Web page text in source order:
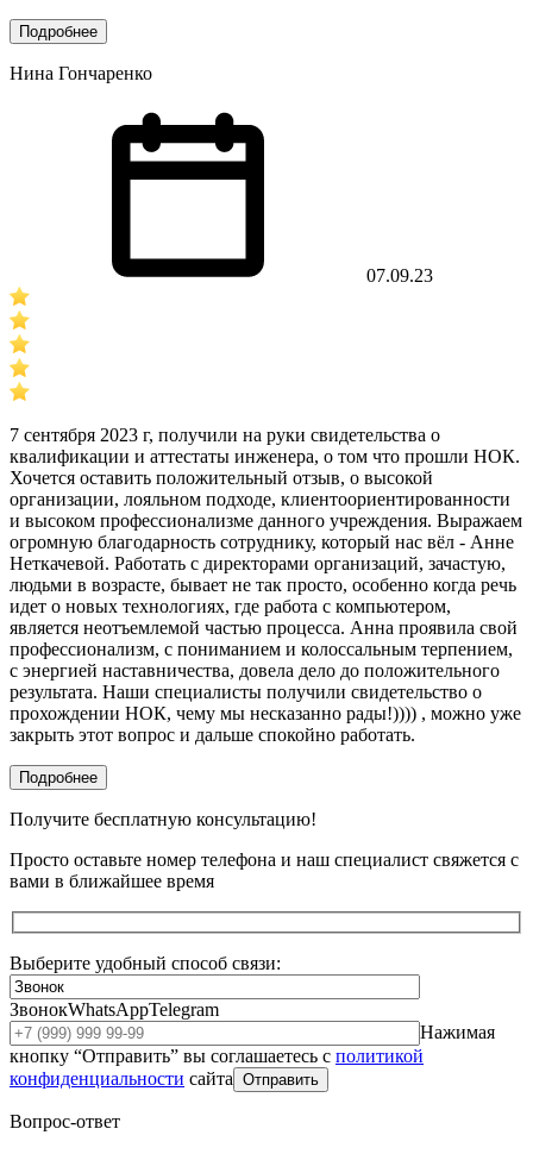
Подробнее
Нина Гончаренко
07.09.23
7 сентября 2023 г, получили на руки свидетельства о
квалификации и аттестаты инженера, о том что прошли НОК.
Хочется оставить положительный отзыв, о высокой
организации, лояльном подходе, клиентоориентированности
и высоком профессионализме данного учреждения. Выражаем
огромную благодарность сотруднику, который нас вёл - Анне
Неткачевой. Работать с директорами организаций, зачастую,
людьми в возрасте, бывает не так просто, особенно когда речь
идет о новых технологиях, где работа с компьютером,
является неотъемлемой частью процесса. Анна проявила свой
профессионализм, с пониманием и колоссальным терпением,
с энергией наставничества, довела дело до положительного
результата. Наши специалисты получили свидетельство о
прохождении НОК, чему мы несказанно рады!)))) , можно уже
закрыть этот вопрос и дальше спокойно работать.
Подробнее
Получите бесплатную консультацию!
Просто оставьте номер телефона и наш специалист свяжется с
вами в ближайшее время
Выберите удобный способ связи:
ЗвонокWhatsAppTelegram
Нажимая
кнопку “Отправить” вы соглашаетесь с политикой
конфиденциальности сайта Отправить
Вопрос-ответ